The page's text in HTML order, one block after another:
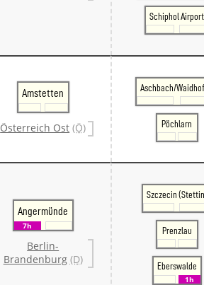
Schiphol Airport
Amstetten
Österreich Ost (Ö)
Aschbach/
Pöchlarn
Angermünde
7h
Berlin-
Brandenburg (D)
Szczecin
Prenzlau
Eberswalde
1h